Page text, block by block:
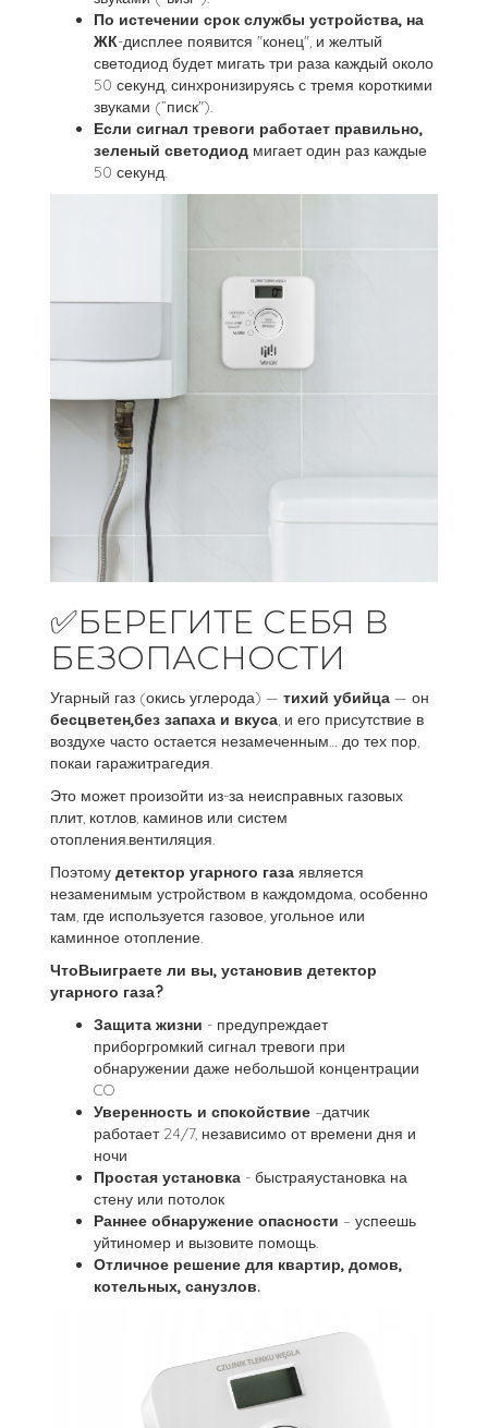
По истечении срок службы устройства, на
ЖК-дисплее появится "конец", и желтый
светодиод будет мигать три раза каждый около
50 секунд, синхронизируясь с тремя короткими
звуками (”писк").
Если сигнал тревоги работает правильно,
зеленый светодиод мигает один раз каждые
50 секунд.
✅БЕРЕГИТЕ СЕБЯ В
БЕЗОПАСНОСТИ
Угарный газ (окись углерода) — тихий убийца — он
бесцветен,без запаха и вкуса, и его присутствие в
воздухе часто остается незамеченным… до тех пор,
покаи гаражитрагедия.
Это может произойти из-за неисправных газовых
плит, котлов, каминов или систем
отопления.вентиляция.
Поэтому детектор угарного газа является
незаменимым устройством в каждомдома, особенно
там, где используется газовое, угольное или
каминное отопление.
ЧтоВыиграете ли вы, установив детектор
угарного газа?
Защита жизни - предупреждает
приборгромкий сигнал тревоги при
обнаружении даже небольшой концентрации
CO
Уверенность и спокойствие –датчик
работает 24/7, независимо от времени дня и
ночи
Простая установка - быстраяустановка на
стену или потолок
Раннее обнаружение опасности – успеешь
уйтиномер и вызовите помощь.
Отличное решение для квартир, домов,
котельных, санузлов.